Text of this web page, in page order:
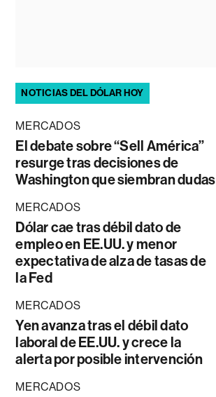
NOTICIAS DEL DÓLAR HOY
MERCADOS
El debate sobre “Sell América”
resurge tras decisiones de
Washington que siembran dudas
MERCADOS
Dólar cae tras débil dato de
empleo en EE.UU. y menor
expectativa de alza de tasas de
la Fed
MERCADOS
Yen avanza tras el débil dato
laboral de EE.UU. y crece la
alerta por posible intervención
MERCADOS